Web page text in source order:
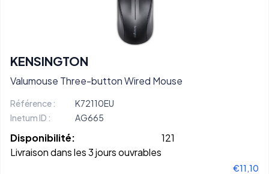
KENSINGTON
Valumouse Three-button Wired Mouse
Référence :
K72110EU
Inetum ID :
AG665
Disponibilité:
121
Livraison dans les 3 jours ouvrables
€11,10